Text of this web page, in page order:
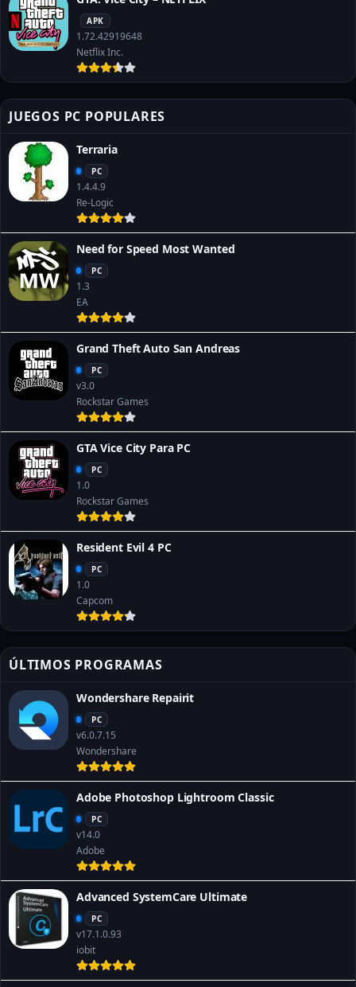
APK
1.72.42919648
Netflix Inc.
JUEGOS PC POPULARES
Terraria
PC
1.4.4.9
Re-Logic
Need for Speed Most Wanted
PC
1.3
EA
Grand Theft Auto San Andreas
PC
v3.0
Rockstar Games
GTA Vice City Para PC
PC
1.0
Rockstar Games
Resident Evil 4 PC
PC
1.0
Capcom
ÚLTIMOS PROGRAMAS
Wondershare Repairit
PC
v6.0.7.15
Wondershare
Adobe Photoshop Lightroom Classic
PC
v14.0
Adobe
Advanced SystemCare Ultimate
PC
v17.1.0.93
iobit